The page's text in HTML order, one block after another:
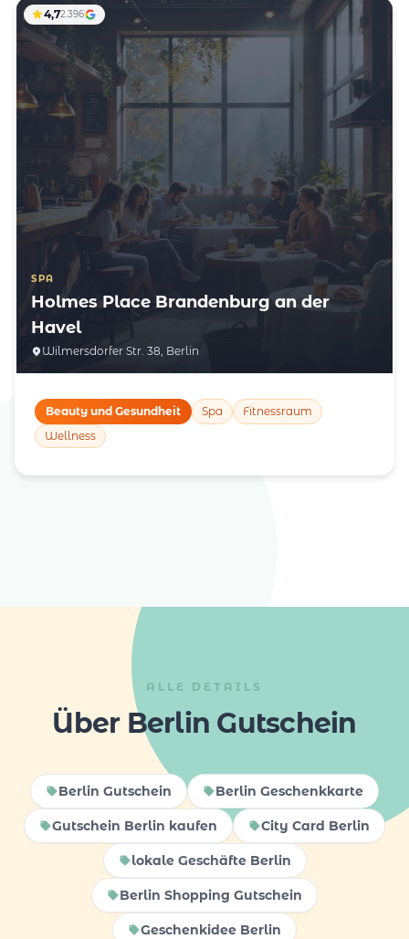
SPA
Holmes Place Brandenburg an der
Havel
Wilmersdorfer Str. 38, Berlin
4,72.396
Beauty und Gesundheit Spa
Fitnessraum
Wellness
ALLE DETAILS
Über Berlin Gutschein
Berlin Gutschein Berlin Geschenkkarte
Gutschein Berlin kaufen City Card Berlin
lokale Geschäfte Berlin
Berlin Shopping Gutschein
Geschenkidee Berlin